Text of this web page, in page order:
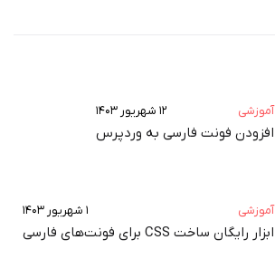
آموزشی ۱۲ شهریور ۱۴۰۳
افزودن فونت فارسی به وردپرس
آموزشی ۱ شهریور ۱۴۰۳
ابزار رایگان ساخت CSS برای فونت‌های فارسی